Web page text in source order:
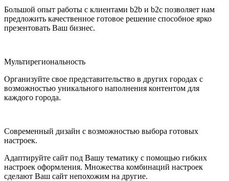
Большой опыт работы с клиентами b2b и b2c позволяет нам
предложить качественное готовое решение способное ярко
презентовать Ваш бизнес.
Мультирегиональность
Организуйте свое представительство в других городах с
возможностью уникального наполнения контентом для
каждого города.
Современный дизайн с возможностью выбора готовых
настроек.
Адаптируйте сайт под Вашу тематику с помощью гибких
настроек оформления. Множества комбинаций настроек
сделают Ваш сайт непохожим на другие.